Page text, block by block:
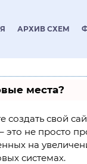
АРХИВ СХЕМ
места?
свой
это не просто
на
системах.